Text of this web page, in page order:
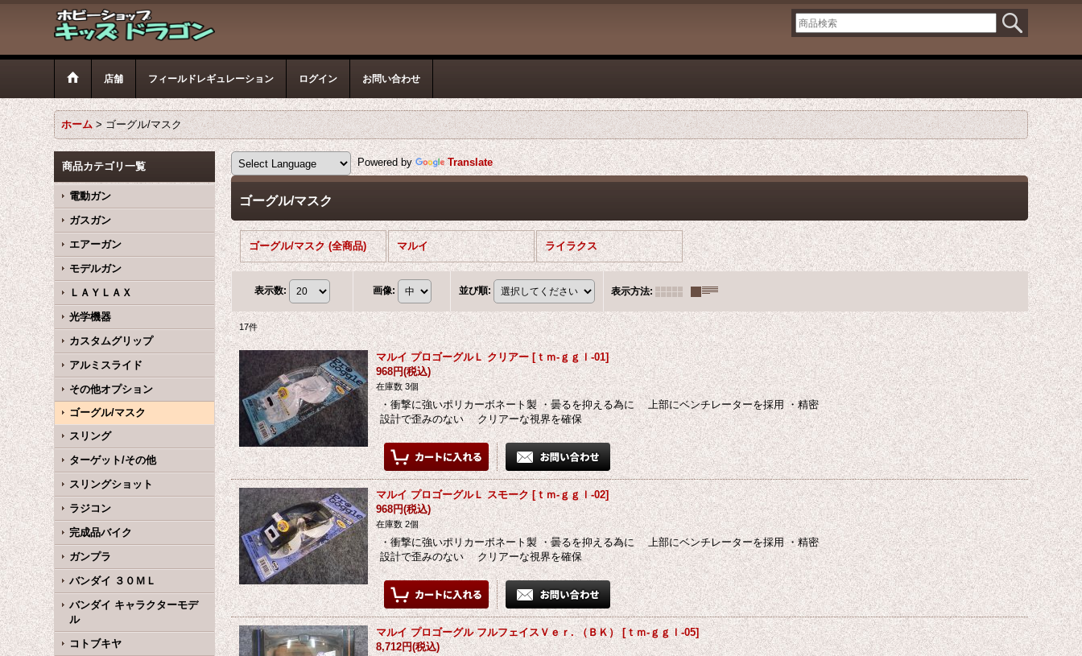
店舗 フィールドレギュレーション ログイン お問い合わせ
ホーム > ゴーグル/マスク
商品カテゴリ一覧
電動ガン
ガスガン
エアーガン
モデルガン
ＬＡＹＬＡＸ
光学機器
カスタムグリップ
アルミスライド
その他オプション
ゴーグル/マスク
スリング
ターゲット/その他
スリングショット
ラジコン
完成品バイク
ガンプラ
バンダイ ３０ＭＬ
バンダイ キャラクターモデ
ル
コトブキヤ
Powered by Translate
ゴーグル/マスク
ゴーグル/マスク (全商品) マルイ ライラクス
表示数: 画像: 並び順: 表示方法:
17件
マルイ プロゴーグルＬ クリアー [ｔｍ-ｇｇｌ-01]
968円(税込)
在庫数 3個
・衝撃に強いポリカーボネート製 ・曇るを抑える為に 上部にベンチレーターを採用 ・精密
設計で歪みのない クリアーな視界を確保
マルイ プロゴーグルＬ スモーク [ｔｍ-ｇｇｌ-02]
968円(税込)
在庫数 2個
・衝撃に強いポリカーボネート製 ・曇るを抑える為に 上部にベンチレーターを採用 ・精密
設計で歪みのない クリアーな視界を確保
マルイ プロゴーグル フルフェイスＶｅｒ. （ＢＫ） [ｔｍ-ｇｇｌ-05]
8,712円(税込)